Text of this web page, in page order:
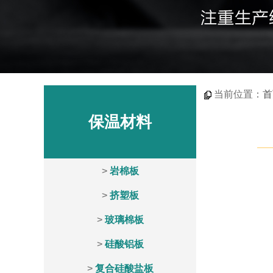
保温材料
> 岩棉板
> 挤塑板
> 玻璃棉板
> 硅酸铝板
> 复合硅酸盐板
当前位置：